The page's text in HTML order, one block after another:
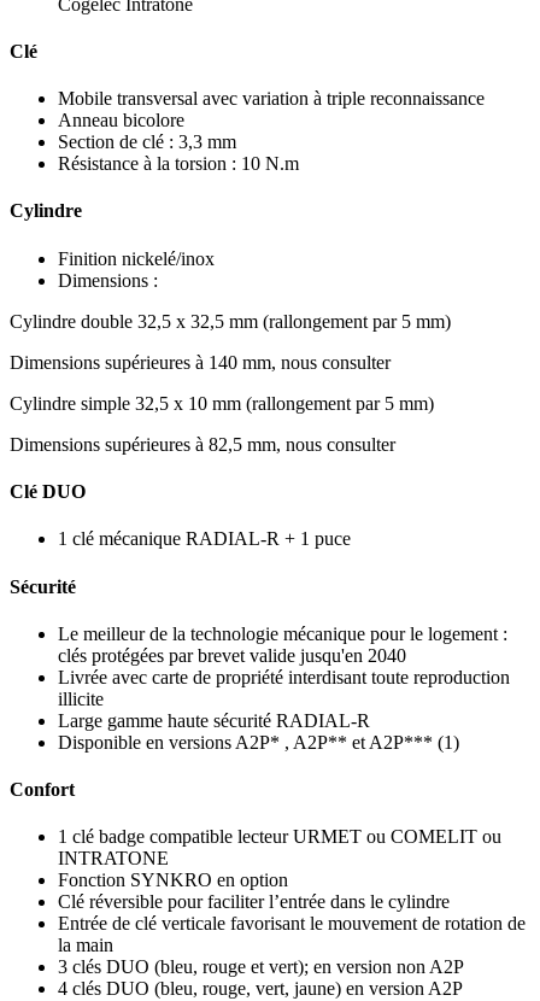
Clé
Mobile transversal avec variation à triple reconnaissance
Anneau bicolore
Section de clé : 3,3 mm
Résistance à la torsion : 10 N.m
Cylindre
Finition nickelé/inox
Dimensions :
Cylindre double 32,5 x 32,5 mm (rallongement par 5 mm)
Dimensions supérieures à 140 mm, nous consulter
Cylindre simple 32,5 x 10 mm (rallongement par 5 mm)
Dimensions supérieures à 82,5 mm, nous consulter
Clé DUO
1 clé mécanique RADIAL-R + 1 puce
Sécurité
Le meilleur de la technologie mécanique pour le logement :
clés protégées par brevet valide jusqu'en 2040
Livrée avec carte de propriété interdisant toute reproduction
illicite
Large gamme haute sécurité RADIAL-R
Disponible en versions A2P* , A2P** et A2P*** (1)
Confort
1 clé badge compatible lecteur URMET ou COMELIT ou
INTRATONE
Fonction SYNKRO en option
Clé réversible pour faciliter l’entrée dans le cylindre
Entrée de clé verticale favorisant le mouvement de rotation de
la main
3 clés DUO (bleu, rouge et vert); en version non A2P
4 clés DUO (bleu, rouge, vert, jaune) en version A2P